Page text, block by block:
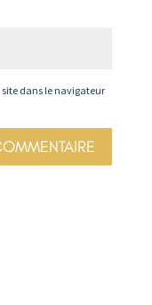
dans le navigateur